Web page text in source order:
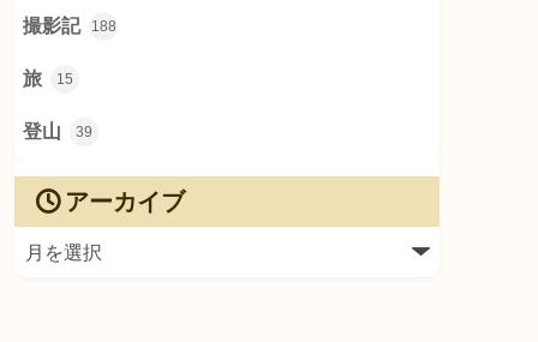
撮影記 188
旅 15
登山 39
アーカイブ